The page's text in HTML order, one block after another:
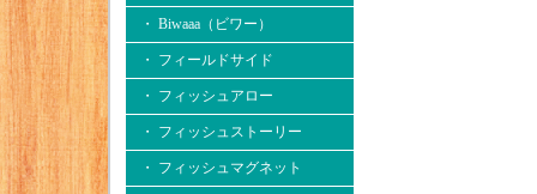
・ Biwaaa（ビワー）
・ フィールドサイド
・ フィッシュアロー
・ フィッシュストーリー
・ フィッシュマグネット